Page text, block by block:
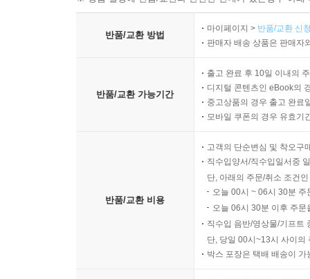
반품/교환 방법
마이페이지 > 반품/교환 신
판매자 배송 상품은 판매자
반품/교환 가능기간
출고 완료 후 10일 이내의
디지털 콘텐츠인 eBook의
중고상품의 경우 출고 완료
모바일 쿠폰의 경우 유효기
반품/교환 비용
고객의 단순변심 및 착오구
직수입양서/직수입일서중
단, 아래의 주문/취소 조건
오늘 00시 ~ 06시 30분
오늘 06시 30분 이후 주
직수입 음반/영상물/기프트
단, 당일 00시~13시 사이의
박스 포장은 택배 배송이